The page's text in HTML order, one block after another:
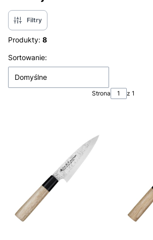
Filtry
Produkty: 8
Lista produktów
Sortowanie:
Domyślne
Strona z 1